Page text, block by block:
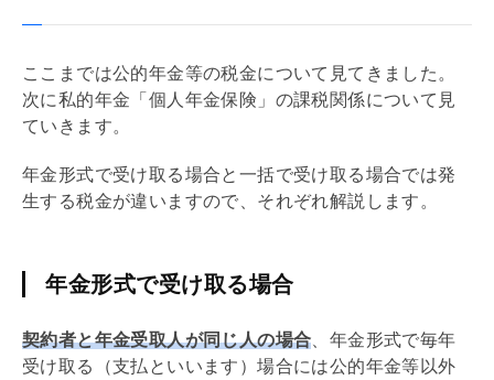
ここまでは公的年金等の税金について見てきました。
次に私的年金「個人年金保険」の課税関係について見
ていきます。
年金形式で受け取る場合と一括で受け取る場合では発
生する税金が違いますので、それぞれ解説します。
年金形式で受け取る場合
契約者と年金受取人が同じ人の場合 、年金形式で毎年
受け取る（支払といいます）場合には公的年金等以外